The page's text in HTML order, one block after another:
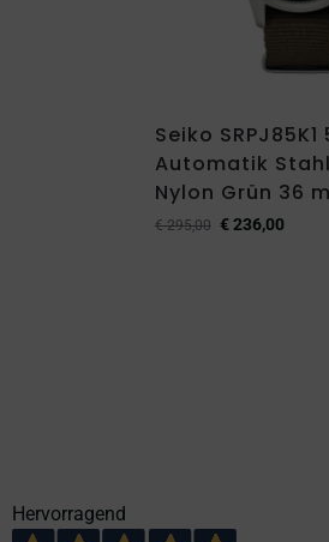
Seiko
Automatik
Nylon Grün 36
€295,00 €236,00
Hervorragend